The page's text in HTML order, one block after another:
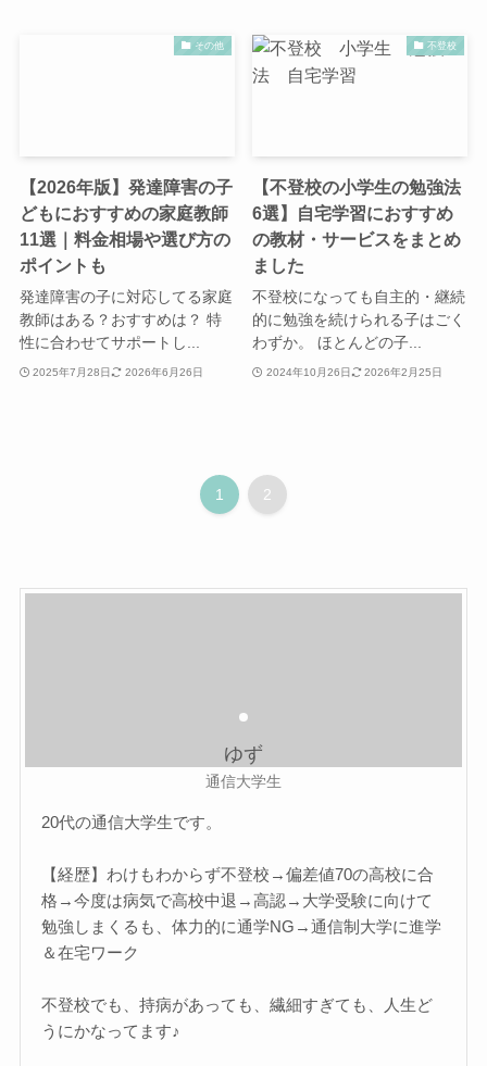
その他
【2026年版】発達障害の子
どもにおすすめの家庭教師
11選｜料金相場や選び方の
ポイントも
発達障害の子に対応してる家庭
教師はある？おすすめは？ 特
性に合わせてサポートし...
2025年7月28日 2026年6月26日
不登校
【不登校の小学生の勉強法
6選】自宅学習におすすめ
の教材・サービスをまとめ
ました
不登校になっても自主的・継続
的に勉強を続けられる子はごく
わずか。 ほとんどの子...
2024年10月26日 2026年2月25日
1 2
ゆず
通信大学生
20代の通信大学生です。
【経歴】わけもわからず不登校→偏差値70の高校に合
格→今度は病気で高校中退→高認→大学受験に向けて
勉強しまくるも、体力的に通学NG→通信制大学に進学
＆在宅ワーク
不登校でも、持病があっても、繊細すぎても、人生ど
うにかなってます♪